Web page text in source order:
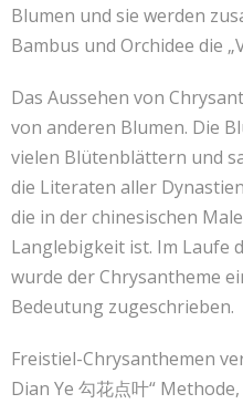
Blumen und sie werden
Bambus und Orchidee die
Das Aussehen von
von anderen Blumen. Die
vielen Blütenblättern und
die Literaten aller
die in der chinesischen
Langlebigkeit ist. Im Laufe
wurde der Chrysantheme
Bedeutung zugeschrieben.
Freistiel-Chrysanthemen
Dian Ye 勾花点叶“